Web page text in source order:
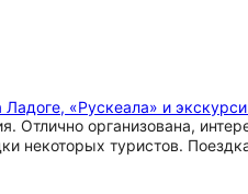
«Рускеала» и
Отлично организована,
некоторых туристов.